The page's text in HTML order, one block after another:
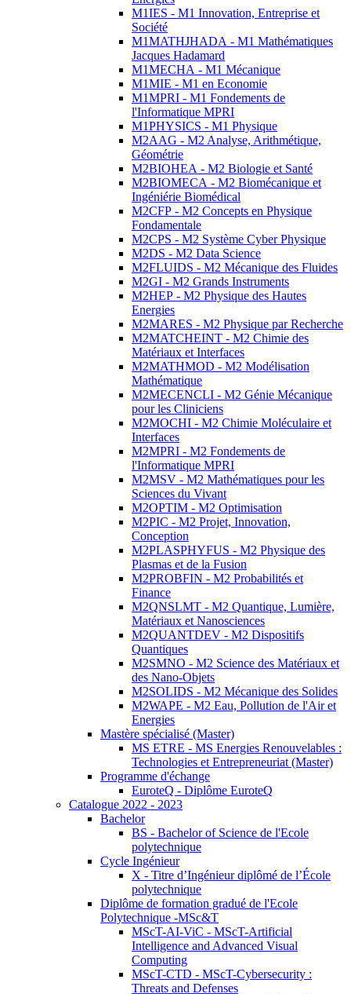
M1IES - M1 Innovation, Entreprise et
Société
M1MATHJHADA - M1 Mathématiques
Jacques Hadamard
M1MECHA - M1 Mécanique
M1MIE - M1 en Economie
M1MPRI - M1 Fondements de
l'Informatique MPRI
M1PHYSICS - M1 Physique
M2AAG - M2 Analyse, Arithmétique,
Géométrie
M2BIOHEA - M2 Biologie et Santé
M2BIOMECA - M2 Biomécanique et
Ingéniérie Biomédical
M2CFP - M2 Concepts en Physique
Fondamentale
M2CPS - M2 Système Cyber Physique
M2DS - M2 Data Science
M2FLUIDS - M2 Mécanique des Fluides
M2GI - M2 Grands Instruments
M2HEP - M2 Physique des Hautes
Energies
M2MARES - M2 Physique par Recherche
M2MATCHEINT - M2 Chimie des
Matériaux et Interfaces
M2MATHMOD - M2 Modélisation
Mathématique
M2MECENCLI - M2 Génie Mécanique
pour les Cliniciens
M2MOCHI - M2 Chimie Moléculaire et
Interfaces
M2MPRI - M2 Fondements de
l'Informatique MPRI
M2MSV - M2 Mathématiques pour les
Sciences du Vivant
M2OPTIM - M2 Optimisation
M2PIC - M2 Projet, Innovation,
Conception
M2PLASPHYFUS - M2 Physique des
Plasmas et de la Fusion
M2PROBFIN - M2 Probabilités et
Finance
M2QNSLMT - M2 Quantique, Lumière,
Matériaux et Nanosciences
M2QUANTDEV - M2 Dispositifs
Quantiques
M2SMNO - M2 Science des Matériaux et
des Nano-Objets
M2SOLIDS - M2 Mécanique des Solides
M2WAPE - M2 Eau, Pollution de l'Air et
Energies
Mastère spécialisé (Master)
MS ETRE - MS Energies Renouvelables :
Technologies et Entrepreneuriat (Master)
Programme d'échange
EuroteQ - Diplôme EuroteQ
Catalogue 2022 - 2023
Bachelor
BS - Bachelor of Science de l'Ecole
polytechnique
Cycle Ingénieur
X - Titre d’Ingénieur diplômé de l’École
polytechnique
Diplôme de formation gradué de l'Ecole
Polytechnique -MSc&T
MScT-AI-ViC - MScT-Artificial
Intelligence and Advanced Visual
Computing
MScT-CTD - MScT-Cybersecurity :
Threats and Defenses